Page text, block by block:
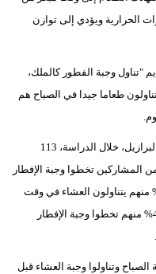
الحرارية ويؤدي إلى توازن
"تناول وجبة الفطور كالملك،
طعاما جيدا في الصباح هم
بأزمات قلبية، ووجدوا أن 57% من المشاركين تخطوا وجبة الإفطار
مرات على الأقل في الأسبوع، وكان 51% منهم يتناولون العشاء في وقت
متأخر ثلاث مرات على الأقل في الأسبوع، و41% منهم تخطوا وجبة الإفطار
وتناولوا وجبة العشاء قبل